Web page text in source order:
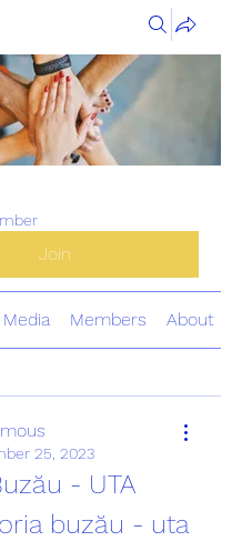
Join
Media Members About
25, 2023
- UTA
buzău - uta